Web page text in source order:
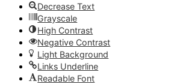
Decrease Text
Grayscale
High Contrast
Negative Contrast
Light Background
Links Underline
Readable Font